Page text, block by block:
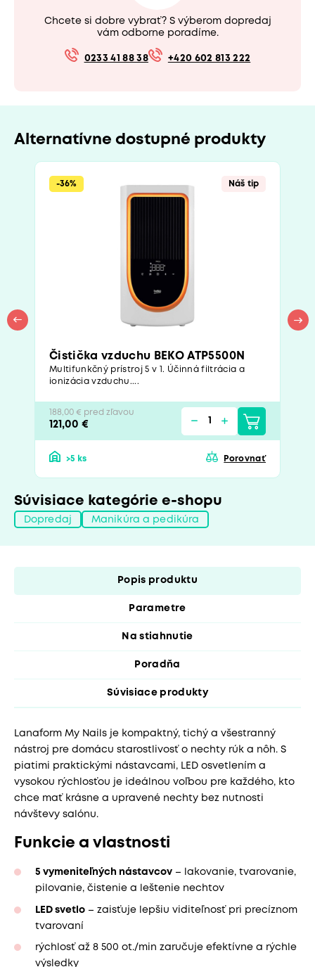
Chcete si dobre vybrať? S výberom dopredaj
vám odborne poradíme.
0233 41 88 38 +420 602 813 222
Alternatívne dostupné produkty
-36% Náš tip
Čistička vzduchu BEKO ATP5500N
Multifunkčný prístroj 5 v 1. Účinná filtrácia a
ionizácia vzduchu....
188,00 € pred zľavou
121,00 €
>5 ks Porovnať
Súvisiace kategórie e-shopu
Dopredaj Manikúra a pedikúra
Popis produktu
Parametre
Na stiahnutie
Poradňa
Súvisiace produkty
Lanaform My Nails je kompaktný, tichý a všestranný
nástroj pre domácu starostlivosť o nechty rúk a nôh. S
piatimi praktickými nástavcami, LED osvetlením a
vysokou rýchlosťou je ideálnou voľbou pre každého, kto
chce mať krásne a upravené nechty bez nutnosti
návštevy salónu.
Funkcie a vlastnosti
5 vymeniteľných nástavcov – lakovanie, tvarovanie,
pilovanie, čistenie a leštenie nechtov
LED svetlo – zaisťuje lepšiu viditeľnosť pri precíznom
tvarovaní
rýchlosť až 8 500 ot./min zaručuje efektívne a rýchle
výsledky